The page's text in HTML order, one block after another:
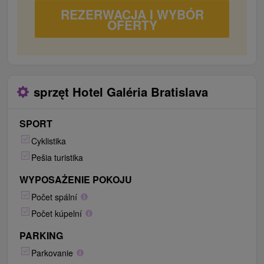
s toaletou, WiFi.
1x Apartmán s terasou:
REZERWACJA I WYBÓR
OFERTY
sprzęt Hotel Galéria Bratislava
SPORT
Cyklistika
Pešia turistika
WYPOSAŻENIE POKOJU
Počet spální
Počet kúpelní
PARKING
Parkovanie